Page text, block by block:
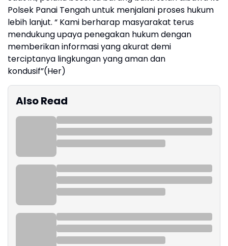
Polsek Panai Tengah untuk menjalani proses hukum
lebih lanjut. “ Kami berharap masyarakat terus
mendukung upaya penegakan hukum dengan
memberikan informasi yang akurat demi
terciptanya lingkungan yang aman dan
kondusif”(Her)
Also Read